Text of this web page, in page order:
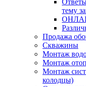
тему
Продажа
Скважины
Монтаж
Монтаж
Монтаж
колодцы)